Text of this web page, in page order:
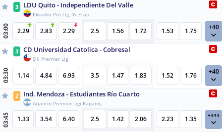
3 LDU Quito - Independiente Del Valle
Ekvador Pro Lig, İlk Etap
03:00 2.29 2.83 2.29 2.5 1.56 1.72 1.53 1.75 +40
3 CD Universidad Catolica - Cobresal
Şili Premier Lig
03:30 1.14 4.84 6.93 3.5 1.47 1.83 1.52 1.76 +40
2 Ind. Mendoza - Estudiantes Río Cuarto
Arjantin Premier Ligi Kapanış
03:45 1.33 3.54 6.40 2.5 1.42 2.06 2.23 1.35 +343